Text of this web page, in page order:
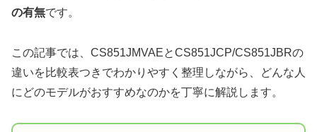
の有無です。
この記事では、CS851JMVAEとCS851JCP/CS851JBRの
違いを比較表つきでわかりやすく整理しながら、どんな人
にどのモデルがおすすめなのかを丁寧に解説します。